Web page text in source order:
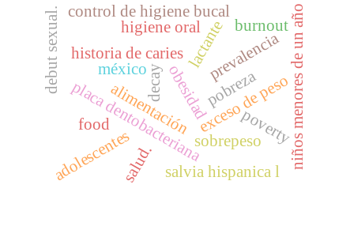
lactanteprevalencia
exceso de peso
sobrepeso
obesidad niños menores de un año
placa dentobacteriana
control de higiene bucal
adolescentes
higiene oral
historia de caries
decay
salvia hispanica l
alimentación pobreza
méxico
food poverty
salud.
debut sexual. burnout